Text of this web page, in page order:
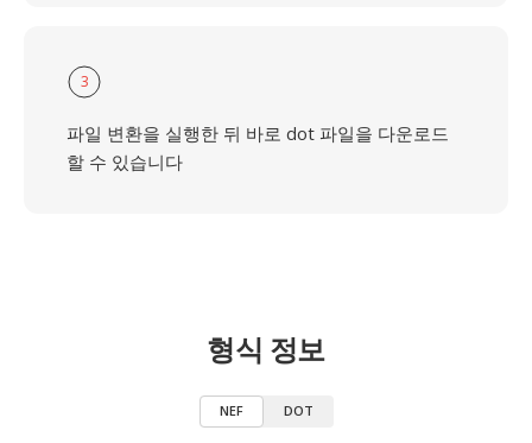
3
파일 변환을 실행한 뒤 바로 dot 파일을 다운로드
할 수 있습니다
형식 정보
NEF DOT